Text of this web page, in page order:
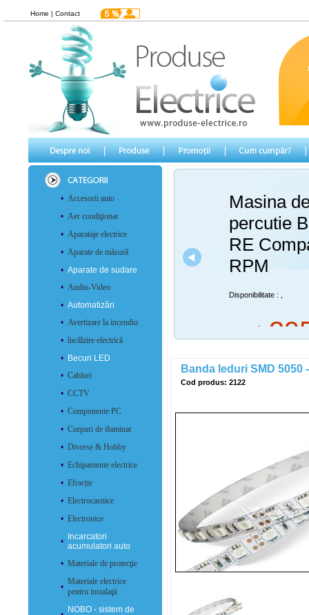
Home | Contact
• Accesorii auto
• Aer condiţionat
• Aparataje electrice
• Aparate de măsură
• Aparate de sudare
• Audio-Video
• Automatizări
• Avertizare la incendiu
• încălzire electrică
•
Becuri LED
• Cabluri
• CCTV
• Componente PC
• Corpuri de iluminat
• Diverse & Hobby
• Echipamente electrice
• Efracție
• Electrocasnice
• Electronice
•
Incarcatori
acumulatori auto
• Materiale de protecţie
•
Materiale electrice
pentru instalaţii
NOBO - sistem de
Masina
percutie
RE
RPM
Disponibilitate :
preţ:
Banda leduri SMD 5050
Cod produs: 2122